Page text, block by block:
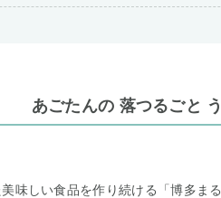
あごたんの 落つるごと
味しい食品を作り続ける「博多ま